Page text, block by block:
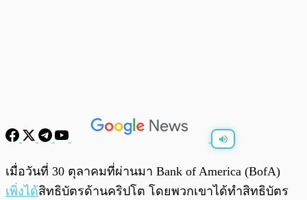
พร้อมเล่น
เมื่อวันที่ 30 ตุลาคมที่ผ่านมา Bank of America (BofA)
เพิ่งได้สิทธิบัตรด้านคริปโต โดยพวกเขาได้ทำสิทธิบัตร